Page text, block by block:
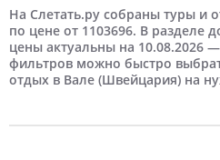
Недорогие Дорогие
Самые дорогие
Отели 5 звезд
На Слетать.ру собраны туры и
по цене от 1103696. В разделе
цены актуальны на 10.08.2026
фильтров можно быстро
отдых в Вале (Швейцария) на